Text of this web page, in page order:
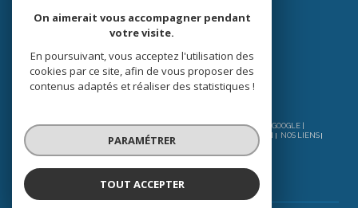
© 2026 | TOUS DROITS RÉSERVÉS | TRADUCTION POWERED BY GOOGLE |
PLAN DU SITE ADMIN
NOS LIENS
POLITIQUE RGPD
On aimerait vous accompagner pendant
votre visite.
En poursuivant, vous acceptez l'utilisation des
cookies par ce site, afin de vous proposer des
contenus adaptés et réaliser des statistiques !
PARAMÉTRER
TOUT ACCEPTER